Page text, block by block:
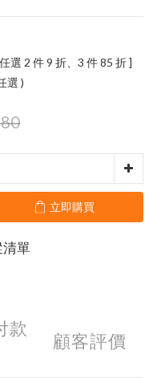
選 2 件 9 折、3 件 85 折 ]
選 )
立即購買
清單
款
顧客評價